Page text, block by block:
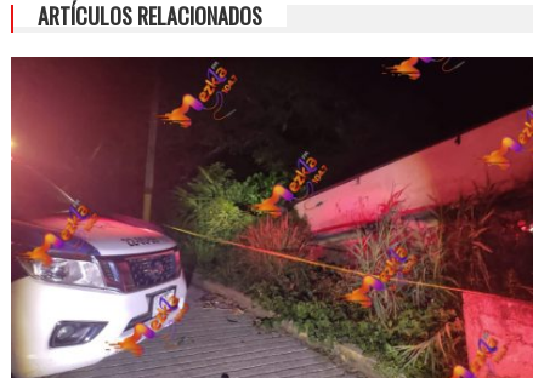
ARTÍCULOS RELACIONADOS